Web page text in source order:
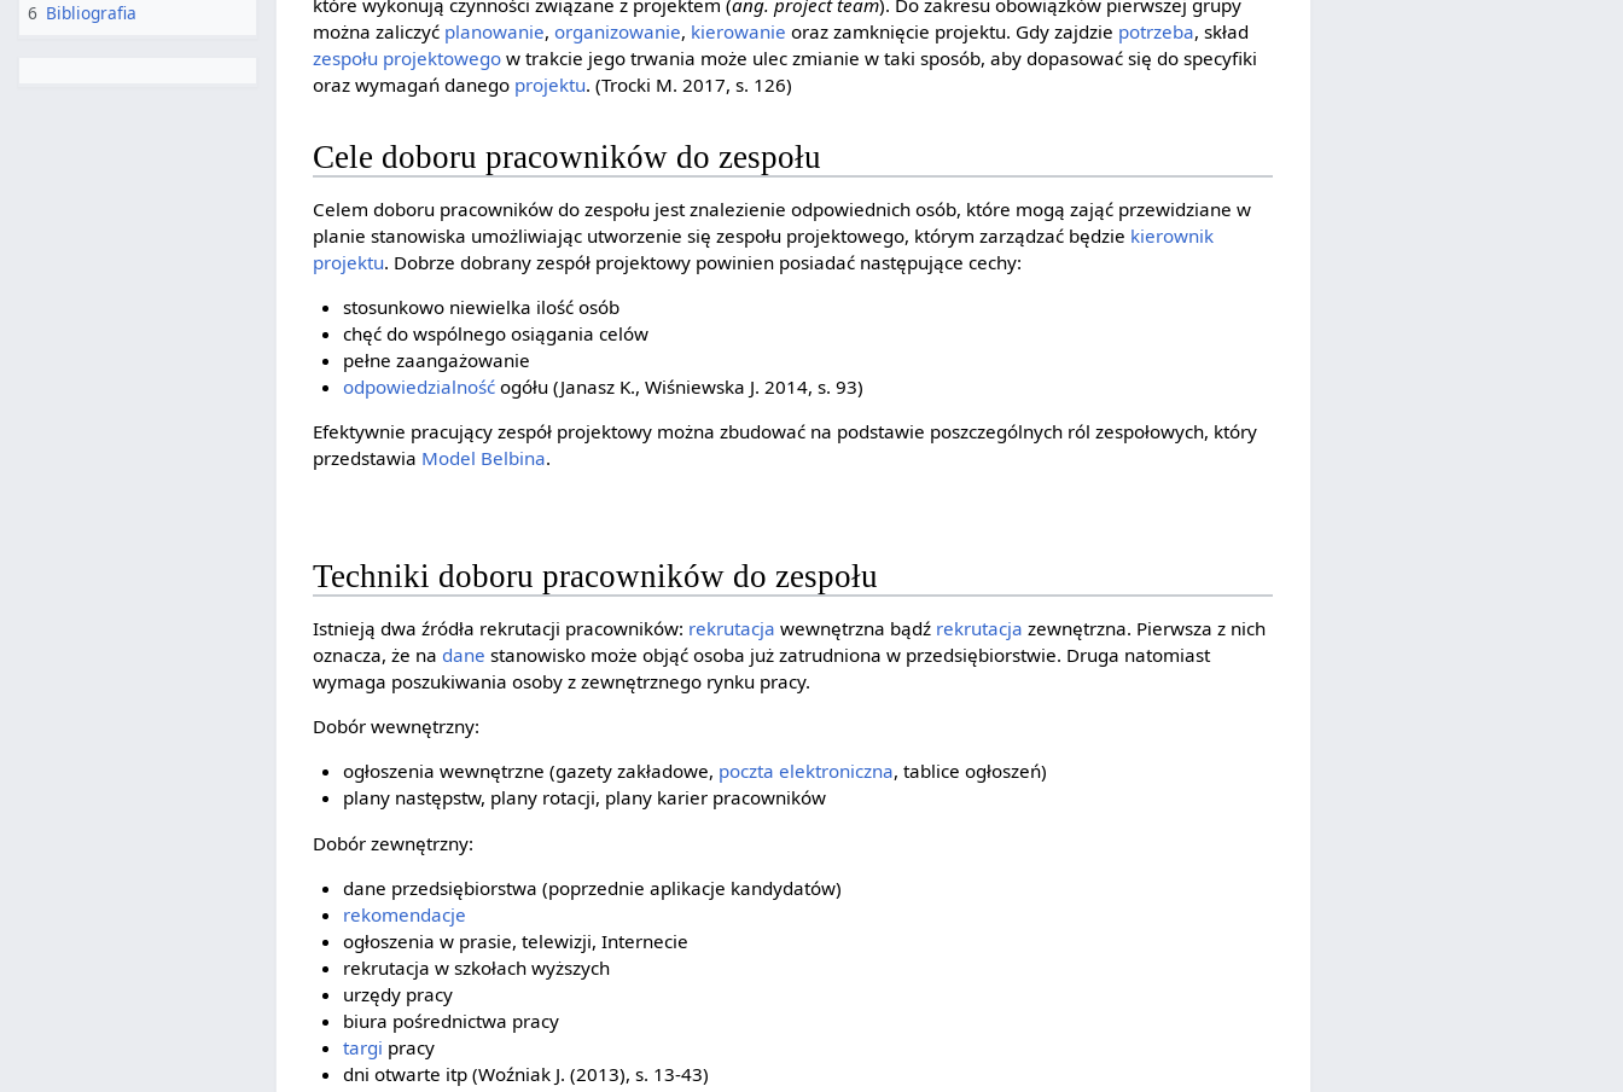
można zaliczyć planowanie,organizowanie, kierowanie oraz zamknięcie projektu. Gdy zajdzie potrzeba, skład
zespołu projektowego w trakcie jego trwania może ulec zmianie w taki sposób, aby dopasować się do specyfiki
oraz wymagań danego projektu. (Trocki M. 2017, s. 126)
Cele doboru pracowników do zespołu
Celem doboru pracowników do zespołu jest znalezienie odpowiednich osób, które mogą zająć przewidziane w
planie stanowiska umożliwiając utworzenie się zespołu projektowego, którym zarządzać będzie kierownik
projektu. Dobrze dobrany zespół projektowy powinien posiadać następujące cechy:
stosunkowo niewielka ilość osób
chęć do wspólnego osiągania celów
pełne zaangażowanie
odpowiedzialnośćogółu (Janasz K., Wiśniewska J. 2014, s. 93)
Efektywnie pracujący zespół projektowy można zbudować na podstawie poszczególnych ról zespołowych, który
przedstawia Model Belbina.
Techniki doboru pracowników do zespołu
Istnieją dwa źródła rekrutacji pracowników: rekrutacja wewnętrzna bądź rekrutacja zewnętrzna. Pierwsza z nich
oznacza, że na dane stanowisko może objąć osoba już zatrudniona w przedsiębiorstwie. Druga natomiast
wymaga poszukiwania osoby z zewnętrznego rynku pracy.
Dobór wewnętrzny:
ogłoszenia wewnętrzne (gazety zakładowe, poczta elektroniczna, tablice ogłoszeń)
plany następstw, plany rotacji, plany karier pracowników
Dobór zewnętrzny:
dane przedsiębiorstwa (poprzednie aplikacje kandydatów)
rekomendacje
ogłoszenia w prasie, telewizji, Internecie
rekrutacja w szkołach wyższych
urzędy pracy
biura pośrednictwa pracy
targi pracy
dni otwarte itp (Woźniak J. (2013), s. 13-43)
6 Bibliografia